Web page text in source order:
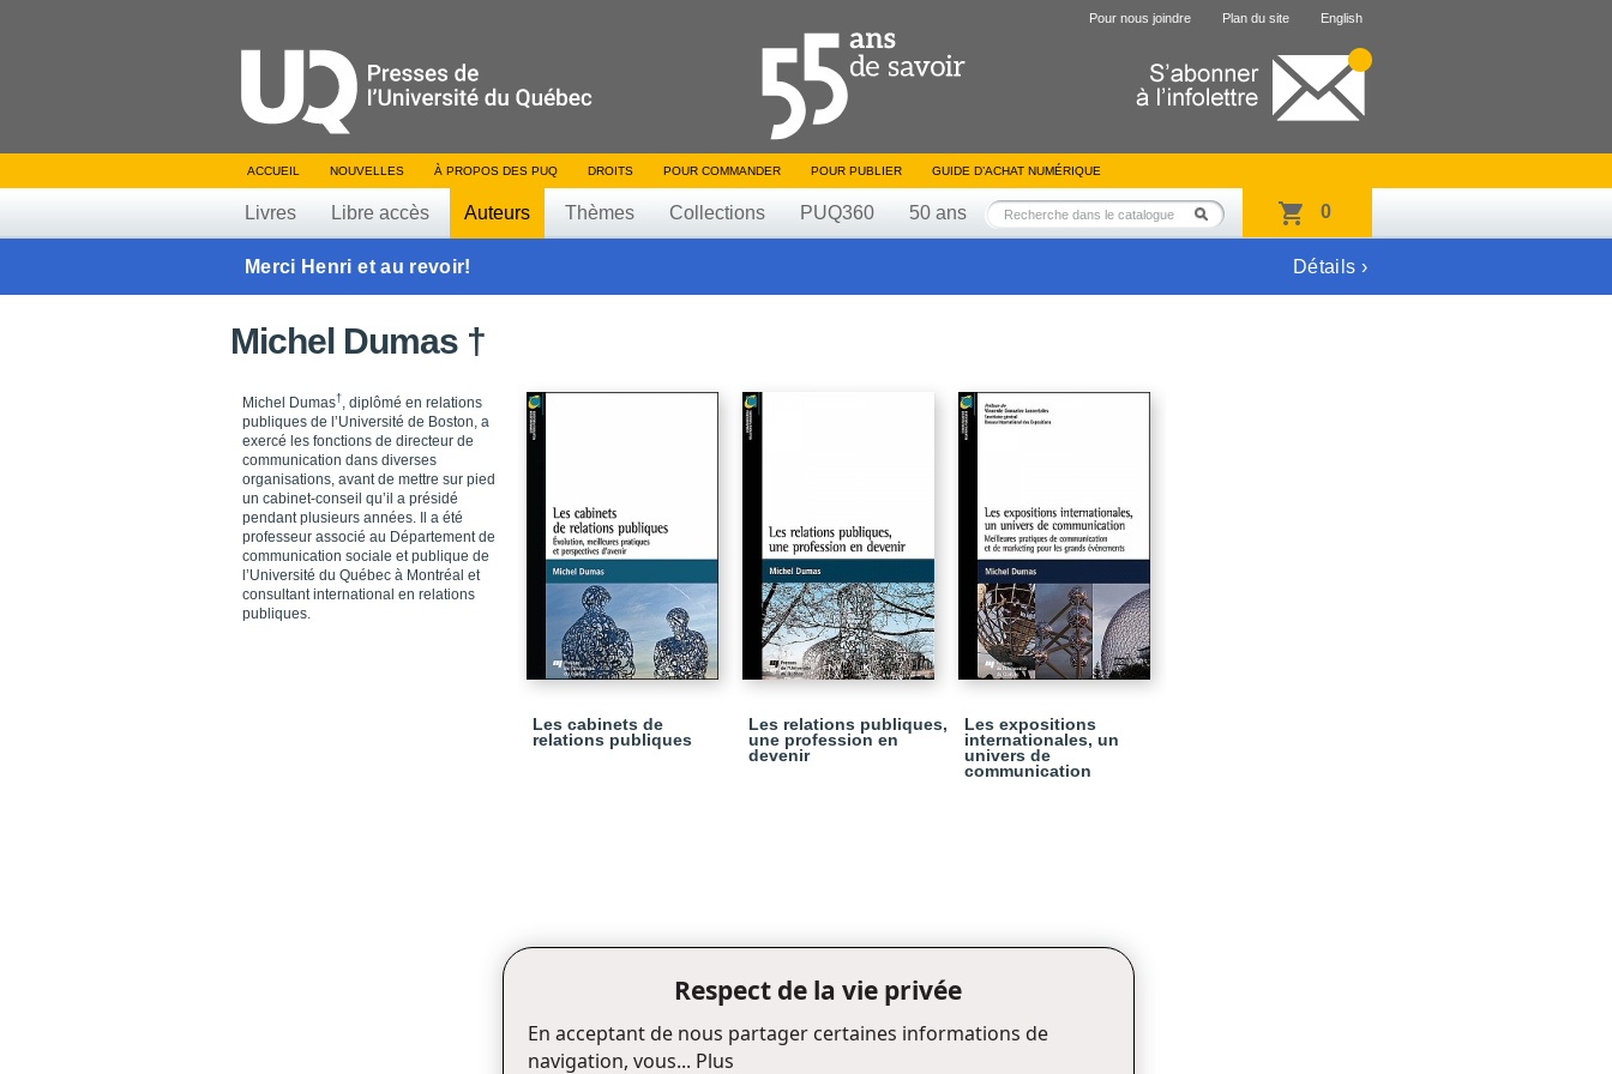
Pour nous joindre Plan du site English
ACCUEIL NOUVELLES À PROPOS DES PUQ DROITS POUR COMMANDER POUR PUBLIER GUIDE D’ACHAT NUMÉRIQUE
Livres Libre accès Auteurs Thèmes Collections PUQ360 50 ans 0
Merci Henri et au revoir! Détails ›
Michel Dumas †
Michel Dumas†, diplômé en relations
publiques de l’Université de Boston, a
exercé les fonctions de directeur de
communication dans diverses
organisations, avant de mettre sur pied
un cabinet-conseil qu’il a présidé
pendant plusieurs années. Il a été
professeur associé au Département de
communication sociale et publique de
l’Université du Québec à Montréal et
consultant international en relations
publiques.
Les cabinets de
relations publiques
Les relations publiques,
une profession en
devenir
Les expositions
internationales, un
univers de
communication
Respect de la vie privée
En acceptant de nous partager certaines informations de
navigation, vous... Plus